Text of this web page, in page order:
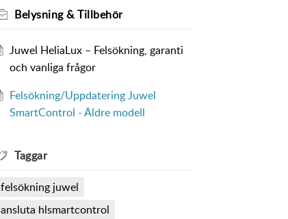
Belysning & Tillbehör
Juwel HeliaLux – Felsökning, garanti
och vanliga frågor
Felsökning/Uppdatering Juwel
SmartControl - Äldre modell
Taggar
felsökning juwel
ansluta hlsmartcontrol